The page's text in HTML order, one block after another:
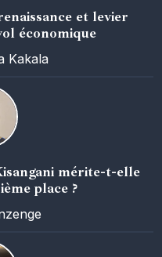
et levier
économique
Kakala
mérite-t-elle
place ?